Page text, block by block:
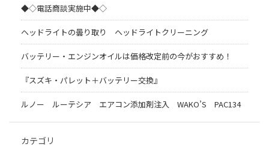
◆◇電話商談実施中◆◇
ヘッドライトの曇り取り ヘッドライトクリーニング
バッテリー・エンジンオイルは価格改定前の今がおすすめ！
『スズキ・パレット＋バッテリー交換』
ルノー ルーテシア エアコン添加剤注入 WAKO’S PAC134
カテゴリ